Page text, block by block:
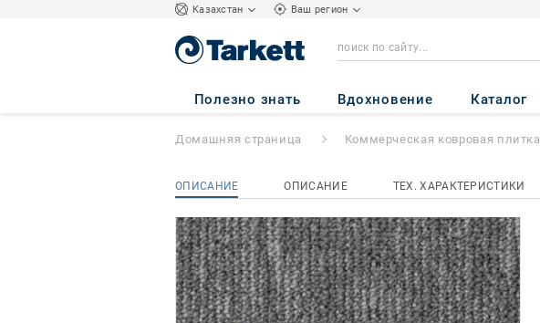
Kазахстан Ваш регион
Полезно знать Вдохновение Каталог
Grain - Grain B867 9506
Домашняя страница Коммерческая ковровая плитка
ОПИСАНИЕ ОПИСАНИЕ ТЕХ. ХАРАКТЕРИСТИКИ